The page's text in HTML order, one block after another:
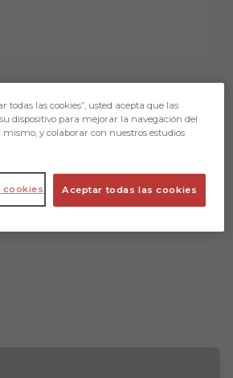
todas las cookies”, usted acepta que las
dispositivo para mejorar la navegación del
mismo, y colaborar con nuestros estudios
Aceptar todas las cookies
cookies